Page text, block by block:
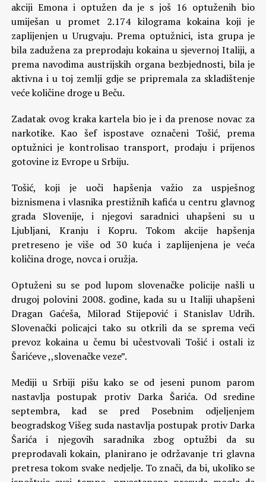
akciji Emona i optužen da je s još 16 optuženih bio
umiješan u promet 2.174 kilograma kokaina koji je
zaplijenjen u Urugvaju. Prema optužnici, ista grupa je
bila zadužena za preprodaju kokaina u sjevernoj Italiji, a
prema navodima austrijskih organa bezbjednosti, bila je
aktivna i u toj zemlji gdje se pripremala za skladištenje
veće količine droge u Beču.
Zadatak ovog kraka kartela bio je i da prenose novac za
narkotike. Kao šef ispostave označeni Tošić, prema
optužnici je kontrolisao transport, prodaju i prijenos
gotovine iz Evrope u Srbiju.
Tošić, koji je uoči hapšenja važio za uspješnog
biznismena i vlasnika prestižnih kafića u centru glavnog
grada Slovenije, i njegovi saradnici uhapšeni su u
Ljubljani, Kranju i Kopru. Tokom akcije hapšenja
pretreseno je više od 30 kuća i zaplijenjena je veća
količina droge, novca i oružja.
Optuženi su se pod lupom slovenačke policije našli u
drugoj polovini 2008. godine, kada su u Italiji uhapšeni
Dragan Gaćeša, Milorad Stijepović i Stanislav Udrih.
Slovenački policajci tako su otkrili da se sprema veći
prevoz kokaina u čemu bi učestvovali Tošić i ostali iz
Šarićeve ,,slovenačke veze”.
Mediji u Srbiji pišu kako se od jeseni punom parom
nastavlja postupak protiv Darka Šarića. Od sredine
septembra, kad se pred Posebnim odjeljenjem
beogradskog Višeg suda nastavlja postupak protiv Darka
Šarića i njegovih saradnika zbog optužbi da su
preprodavali kokain, planirano je održavanje tri glavna
pretresa tokom svake nedjelje. To znači, da bi, ukoliko se